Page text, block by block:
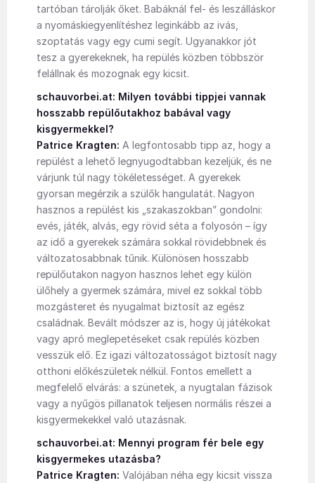
tartóban tárolják őket. Babáknál fel- és leszálláskor
a nyomáskiegyenlítéshez leginkább az ivás,
szoptatás vagy egy cumi segít. Ugyanakkor jót
tesz a gyerekeknek, ha repülés közben többször
felállnak és mozognak egy kicsit.
schauvorbei.at: Milyen további tippjei vannak
hosszabb repülőutakhoz babával vagy
kisgyermekkel?
Patrice Kragten: A legfontosabb tipp az, hogy a
repülést a lehető legnyugodtabban kezeljük, és ne
várjunk túl nagy tökéletességet. A gyerekek
gyorsan megérzik a szülők hangulatát. Nagyon
hasznos a repülést kis „szakaszokban” gondolni:
evés, játék, alvás, egy rövid séta a folyosón – így
az idő a gyerekek számára sokkal rövidebbnek és
változatosabbnak tűnik. Különösen hosszabb
repülőutakon nagyon hasznos lehet egy külön
ülőhely a gyermek számára, mivel ez sokkal több
mozgásteret és nyugalmat biztosít az egész
családnak. Bevált módszer az is, hogy új játékokat
vagy apró meglepetéseket csak repülés közben
vesszük elő. Ez igazi változatosságot biztosít nagy
otthoni előkészületek nélkül. Fontos emellett a
megfelelő elvárás: a szünetek, a nyugtalan fázisok
vagy a nyűgös pillanatok teljesen normális részei a
kisgyermekekkel való utazásnak.
schauvorbei.at: Mennyi program fér bele egy
kisgyermekes utazásba?
Patrice Kragten: Valójában néha egy kicsit vissza